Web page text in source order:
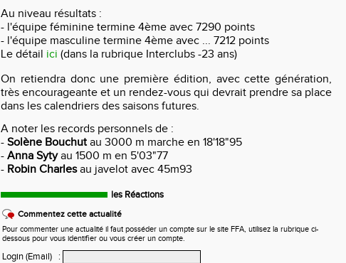
Au niveau résultats :
- l'équipe féminine termine 4ème avec 7290 points
- l'équipe masculine termine 4ème avec ... 7212 points
Le détail ici (dans la rubrique Interclubs -23 ans)
On retiendra donc une première édition, avec cette génération,
très encourageante et un rendez-vous qui devrait prendre sa place
dans les calendriers des saisons futures.
A noter les records personnels de :
- Solène Bouchutau 3000 m marche en 18'18"95
- Anna Sytyau 1500 m en 5'03"77
- Robin Charlesau javelot avec 45m93
les Réactions
Commentez cette actualité
Pour commenter une actualité il faut posséder un compte sur le site FFA, utilisez la rubrique ci-
dessous pour vous identifier ou vous créer un compte.
Login (Email)
: